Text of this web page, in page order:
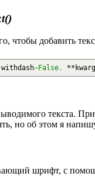
чтобы добавить
withdash=False ,
текста.
но об этом я
шрифт, с